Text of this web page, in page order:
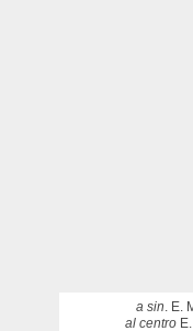
a sin
.
al centroE.